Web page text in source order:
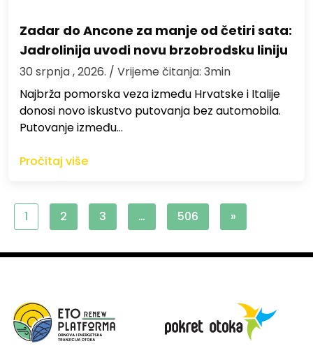
Zadar do Ancone za manje od četiri sata:
Jadrolinija uvodi novu brzobrodsku liniju
30 srpnja , 2026. / Vrijeme čitanja: 3min
Najbrža pomorska veza između Hrvatske i Italije
donosi novo iskustvo putovanja bez automobila.
Putovanje između…
Pročitaj više
1 2 3 … 506 »